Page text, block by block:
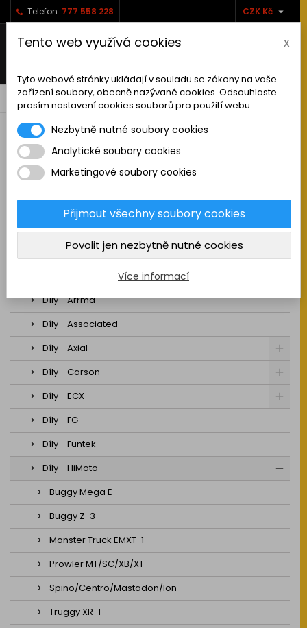
Telefon: 777 558 228 CZK Kč 
   shopping_cart0
RC AUTA
Sestavená auta elektro
Stavebnice aut elektro
Auta na spalovací motor
Náhradní díly
Díly - Arrma
Díly - Associated
Díly - Axial
Díly - Carson
Díly - ECX
Díly - FG
Díly - Funtek
Díly - HiMoto
Buggy Mega E
Buggy Z-3
Monster Truck EMXT-1
Prowler MT/SC/XB/XT
Spino/Centro/Mastadon/Ion
Truggy XR-1
Tento web využívá cookies x
Tyto webové stránky ukládají v souladu se zákony na vaše
zařízení soubory, obecně nazývané cookies. Odsouhlaste
prosím nastavení cookies souborů pro použití webu.
Nezbytně nutné soubory cookies
Analytické soubory cookies
Marketingové soubory cookies
Přijmout všechny soubory cookies
Povolit jen nezbytně nutné cookies
Více informací